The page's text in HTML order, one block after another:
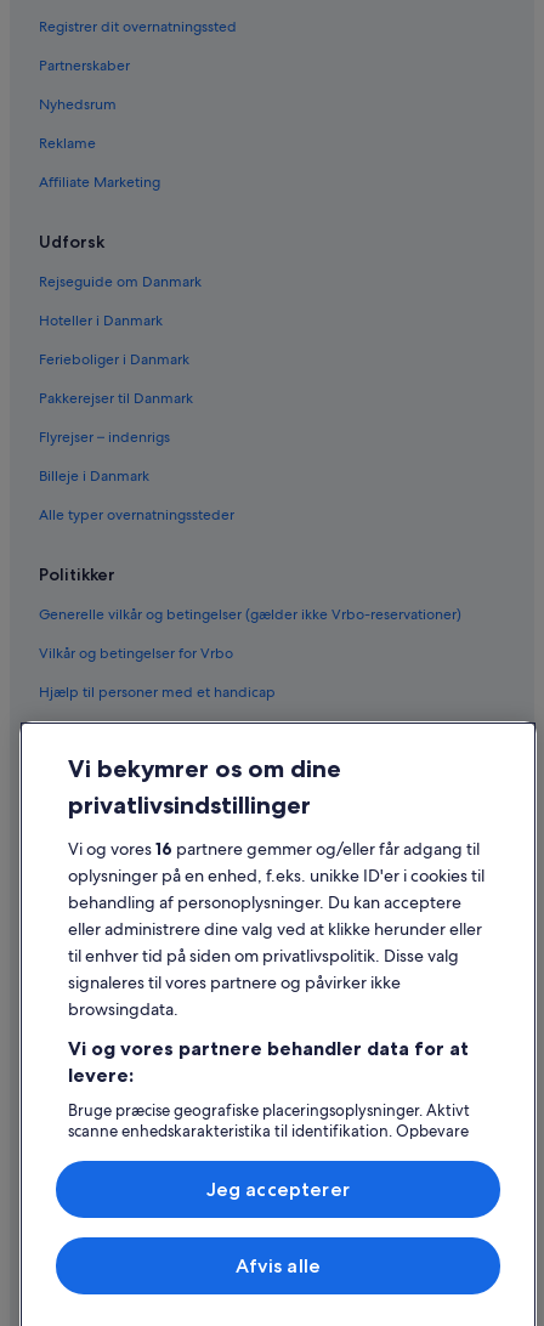
Registrer dit overnatningssted
Partnerskaber
Nyhedsrum
Reklame
Affiliate Marketing
Udforsk
Rejseguide om Danmark
Hoteller i Danmark
Ferieboliger i Danmark
Pakkerejser til Danmark
Flyrejser – indenrigs
Billeje i Danmark
Alle typer overnatningssteder
Politikker
Generelle vilkår og betingelser (gælder ikke Vrbo-reservationer)
Vilkår og betingelser for Vrbo
Hjælp til personer med et handicap
Cookies
Generelle vilkår for brug
Juridiske oplysninger/Kontakt os
Retningslinjer for indhold og indberetning af indhold
Hjælp
Kontakt os
Ændr eller afbestil din reservation
Forløb og behandlingstider for refusion
Book en flyrejse med et tilgodehavende fra et flyselskab
Internationale rejsedokumenter
Expedia, Inc. er ikke ansvarlig for indhold fra eksterne hjemmesider.
© 2026 Expedia, Inc. – en del af Expedia Group. Alle rettigheder
forbeholdes. Expedia og Expedias logo er varemærker eller registrerede
Vi bekymrer os om dine
privatlivsindstillinger
Vi og vores16 partnere gemmer og/eller får adgang til
oplysninger på en enhed, f.eks. unikke ID'er i cookies til
behandling af personoplysninger. Du kan acceptere
eller administrere dine valg ved at klikke herunder eller
til enhver tid på siden om privatlivspolitik. Disse valg
signaleres til vores partnere og påvirker ikke
browsingdata.
Vi og vores partnere behandler data for at
levere:
Bruge præcise geografiske placeringsoplysninger. Aktivt
scanne enhedskarakteristika til identifikation. Opbevare
annoncering og indhold, annoncerings- og
indholdsmåling, målgruppeundersøgelser og udvikling af
tjenester.
Liste over partnere (leverandører)
Afvis alle
Jeg accepterer